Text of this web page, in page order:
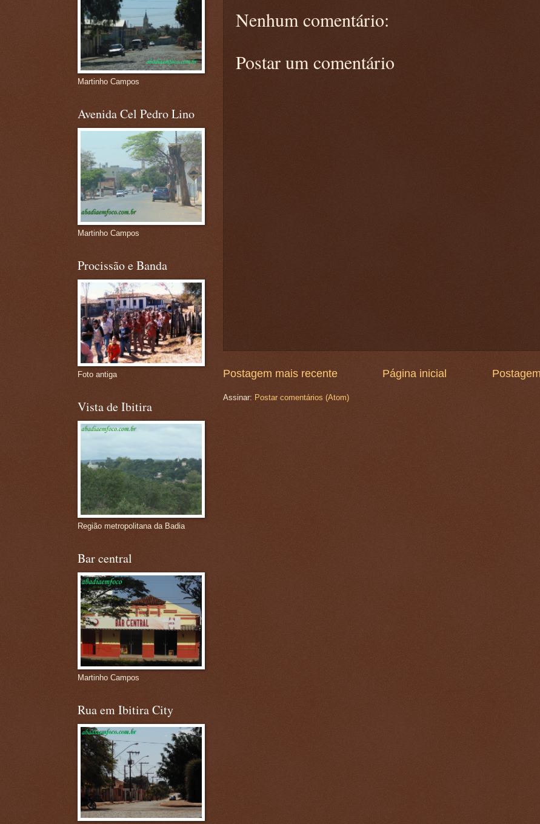
Nenhum comentário:
Postar um comentário
Postagem mais recente Página inicial
Assinar: Postar comentários (Atom)
Martinho Campos
Avenida Cel Pedro Lino
Martinho Campos
Procissão e Banda
Foto antiga
Vista de Ibitira
Região metropolitana da Badia
Bar central
Martinho Campos
Rua em Ibitira City